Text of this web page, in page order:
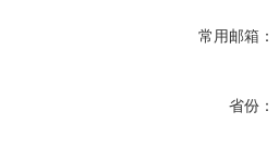
常用邮箱：
省份：